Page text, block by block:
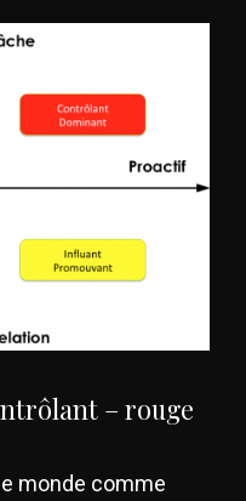
– rouge
monde comme